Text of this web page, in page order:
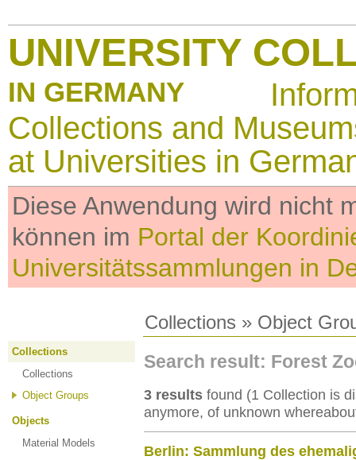
UNIVERSITY
IN GERMANY
Collections and
at Universities in
Diese Anwendung wird nicht
können im Portal der
Universitätssammlungen in
Collections » Object
Collections
Collections
Object Groups
Objects
Material Models
Search result: Forest
3 results found (1 Collection is
anymore, of unknown
Berlin: Sammlung des